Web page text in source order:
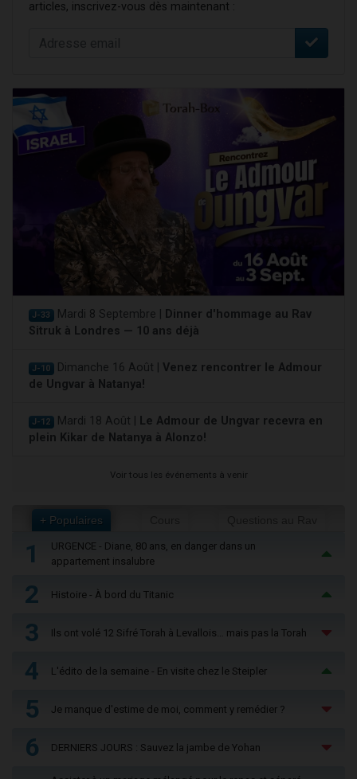
articles, inscrivez-vous dès maintenant :
J-33 Mardi 8 Septembre |
Dinner d'hommage au Rav
Sitruk à Londres — 10 ans déjà
J-10 Dimanche 16 Août | Venez rencontrer le Admour
de Ungvar à Natanya!
J-12 Mardi 18 Août |
Le Admour de Ungvar recevra en
plein Kikar de Natanya à Alonzo!
Voir tous les événements à venir
+ Populaires
1
URGENCE - Diane, 80 ans, en danger dans un
appartement insalubre
2 Histoire - À bord du Titanic
3 Ils ont volé 12 Sifré Torah à Levallois… mais pas la Torah
4 L'édito de la semaine - En visite chez le Steipler
5 Je manque d'estime de moi, comment y remédier ?
6 DERNIERS JOURS : Sauvez la jambe de Yohan